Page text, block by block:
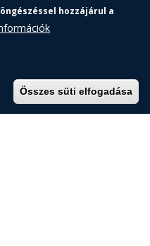
hozzájárul a
Összes süti elfogadása